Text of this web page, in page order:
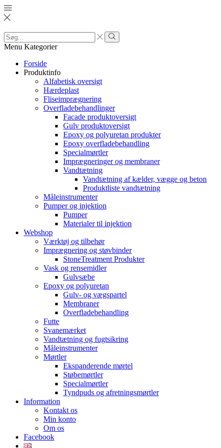
Search
input
Search
Menu Kategorier
Forside
Produktinfo
Alfabetisk oversigt
Hærdeplast
Fliseimprægnering
Overfladebehandlinger
Facade produktoversigt
Gulv produktoversigt
Epoxy og polyuretan produkter
Epoxy overfladebehandling
Specialmørtler
Imprægneringer og membraner
Vandtætning
Vandtætning af kælder, vægge og beton
Produktliste vandtætning
Måleinstrumenter
Pumper og injektion
Pumper
Materialer til injektion
Webshop
Værktøj og tilbehør
Imprægnering og støvbinder
StoneTreatment Produkter
Vask og rensemidler
Gulvsæbe
Epoxy og polyuretan
Gulv- og vægspartel
Membraner
Overfladebehandling
Futte
Svanemærket
Vandtætning og fugtsikring
Måleinstrumenter
Mørtler
Ekspanderende mørtel
Støbemørtler
Specialmørtler
Tyndpuds og afretningsmørtler
Information
Kontakt os
Min konto
Om os
Facebook